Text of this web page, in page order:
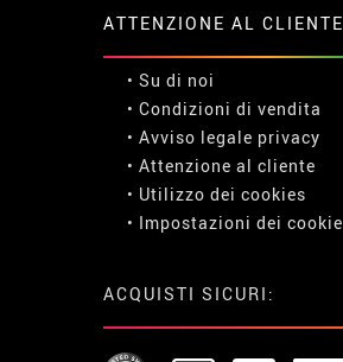
ATTENZIONE AL CLIENTE
• Su di noi
• Condizioni di vendita
• Avviso legale privacy
• Attenzione al cliente
• Utilizzo dei cookies
• Impostazioni dei cookie
ACQUISTI SICURI: